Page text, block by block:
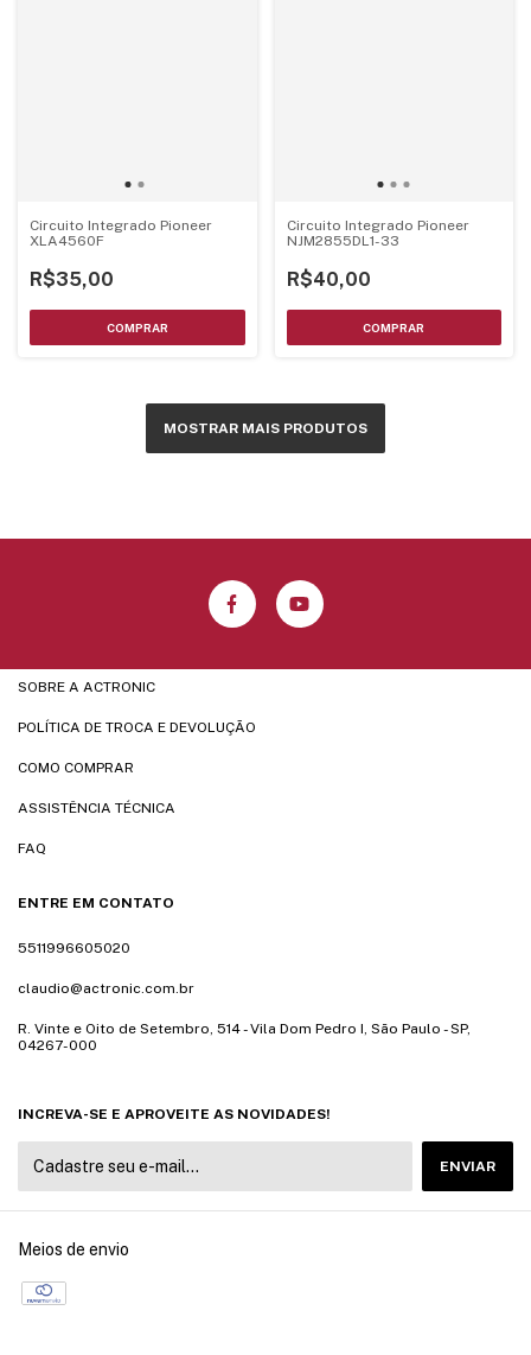
Circuito Integrado Pioneer
XLA4560F
R$35,00
Circuito Integrado Pioneer
NJM2855DL1-33
R$40,00
MOSTRAR MAIS PRODUTOS
SOBRE A ACTRONIC
POLÍTICA DE TROCA E DEVOLUÇÃO
COMO COMPRAR
ASSISTÊNCIA TÉCNICA
FAQ
ENTRE EM CONTATO
5511996605020
claudio@actronic.com.br
R. Vinte e Oito de Setembro, 514 - Vila Dom Pedro I, São Paulo - SP,
04267-000
INCREVA-SE E APROVEITE AS NOVIDADES!
Meios de envio